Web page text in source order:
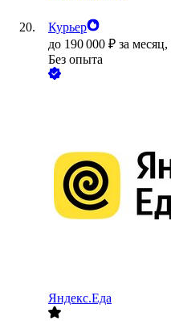
Курьер
до 190 000 ₽ за месяц,
Без опыта
Яндекс.Еда